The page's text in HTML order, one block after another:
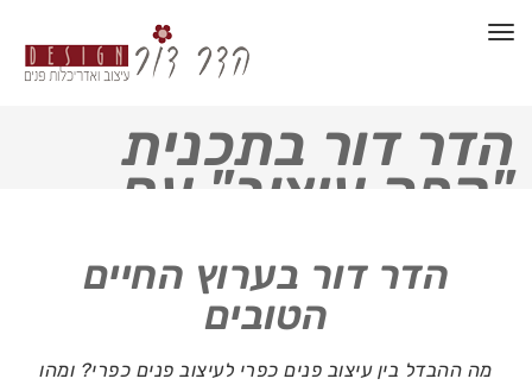
תפריט
הדר דור בתכנית
"קפה עיצוב" עם
הדר דור בערוץ החיים
הטובים
מה ההבדל בין עיצוב פנים כפרי לעיצוב פנים כפרי? ומהו